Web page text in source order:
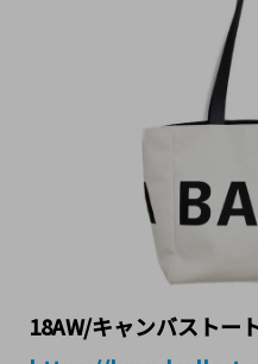
18AW/キャンバストー